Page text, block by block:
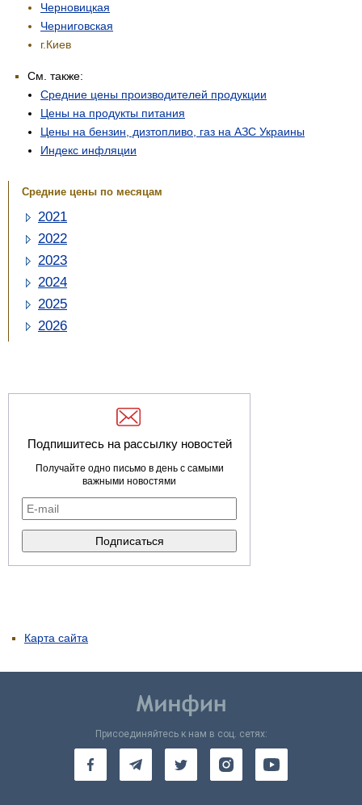
Черновицкая
Черниговская
г.Киев
См. также:
Средние цены производителей продукции
Цены на продукты питания
Цены на бензин, дизтопливо, газ на АЗС Украины
Индекс инфляции
Средние цены по месяцам
2021
2022
2023
2024
2025
2026
Подпишитесь на рассылку новостей
Получайте одно письмо в день с самыми
важными новостями
Карта сайта
Присоединяйтесь к нам в соц. сетях: